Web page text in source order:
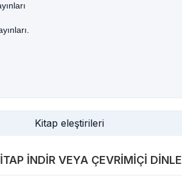
Kitap eleştirileri
INDIR VEYA ÇEVRIMIÇI DINLE